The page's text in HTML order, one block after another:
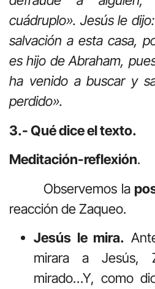
cuádruplo». Jesús le
salvación a esta casa,
es hijo de Abraham,
ha venido a buscar y
perdido».
3.- Qué dice el texto.
Meditación-reflexión.
Observemos la
reacción de Zaqueo.
Jesús le mira.
mirara a Jesús,
mirado…Y, como